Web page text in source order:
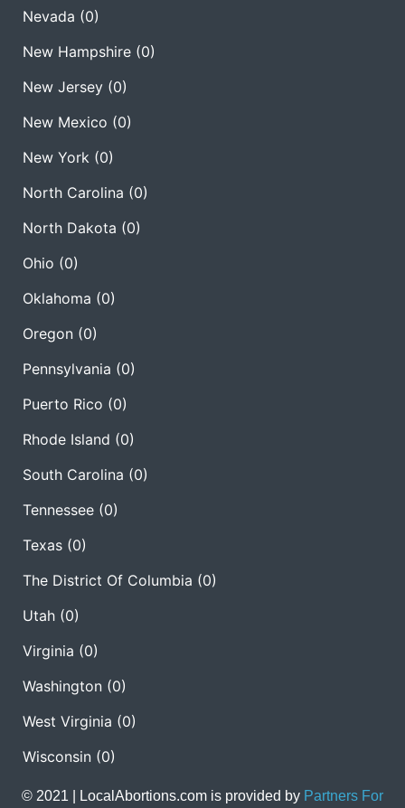
Nevada (0)
New Hampshire (0)
New Jersey (0)
New Mexico (0)
New York (0)
North Carolina (0)
North Dakota (0)
Ohio (0)
Oklahoma (0)
Oregon (0)
Pennsylvania (0)
Puerto Rico (0)
Rhode Island (0)
South Carolina (0)
Tennessee (0)
Texas (0)
The District Of Columbia (0)
Utah (0)
Virginia (0)
Washington (0)
West Virginia (0)
Wisconsin (0)
© 2021 | LocalAbortions.com is provided by Partners For